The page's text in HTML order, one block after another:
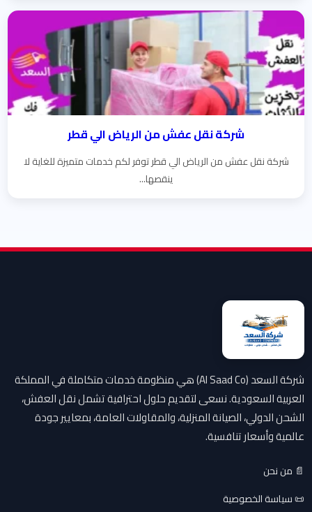
شركة نقل عفش من الرياض الي قطر
شركة نقل عفش من الرياض الي قطر توفر لكم خدمات متميزة للغاية لا
ينقصها...
شركة السعد (Al Saad Co) هي منظومة خدمات متكاملة في المملكة
العربية السعودية. نسعى لتقديم حلول احترافية تشمل نقل العفش،
الشحن الدولي، الصيانة المنزلية، والمقاولات العامة، بمعايير جودة
عالمية وأسعار تنافسية.
📄 من نحن
📜 سياسة الخصوصية